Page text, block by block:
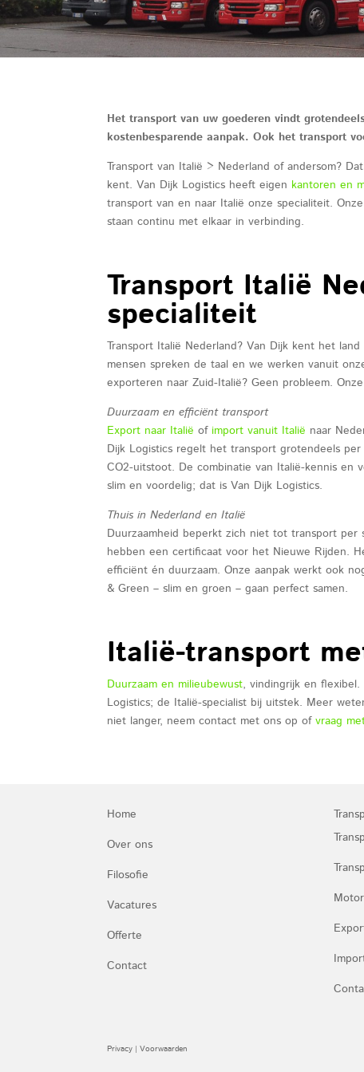
Het transport van uw goederen vindt
kostenbesparende aanpak. Ook het transport
Transport van Italië > Nederland of andersom?
kent. Van Dijk Logistics heeft eigen kantoren en
transport van en naar Italië onze specialiteit.
staan continu met elkaar in verbinding.
Transport Italië
specialiteit
Transport Italië Nederland? Van Dijk kent het
mensen spreken de taal en we werken vanuit
exporteren naar Zuid-Italië? Geen probleem.
Duurzaam en efficiënt transport
Export naar Italië of import vanuit Italië naar
Dijk Logistics regelt het transport grotendeels
CO2-uitstoot. De combinatie van Italië-kennis
slim en voordelig; dat is Van Dijk Logistics.
Thuis in Nederland en Italië
Duurzaamheid beperkt zich niet tot transport
hebben een certificaat voor het Nieuwe Rijden.
efficiënt én duurzaam. Onze aanpak werkt ook
& Green – slim en groen – gaan perfect samen.
Italië-transport
Duurzaam en milieubewust, vindingrijk en
Logistics; de Italië-specialist bij uitstek. Meer
niet langer, neem contact met ons op ofvraag
Home
Over ons
Filosofie
Vacatures
Offerte
Contact
Privacy |Voorwaarden